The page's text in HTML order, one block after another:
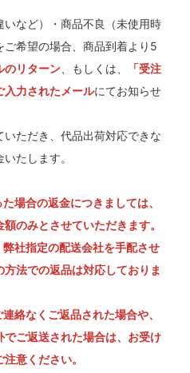
など）・商品不良（未使用時
希望の場合、商品到着より5
のリターン 、もしくは、
「受注
入力されたメールにてお知らせ
ただき、代品出荷対応できな
たします。
場合の返金につきましては、
のみとさせていただきます。
社指定の配送会社を手配させ
法での返品は対応しておりま
絡なくご返品された場合や、
ご返送された場合は、お受け
意ください。